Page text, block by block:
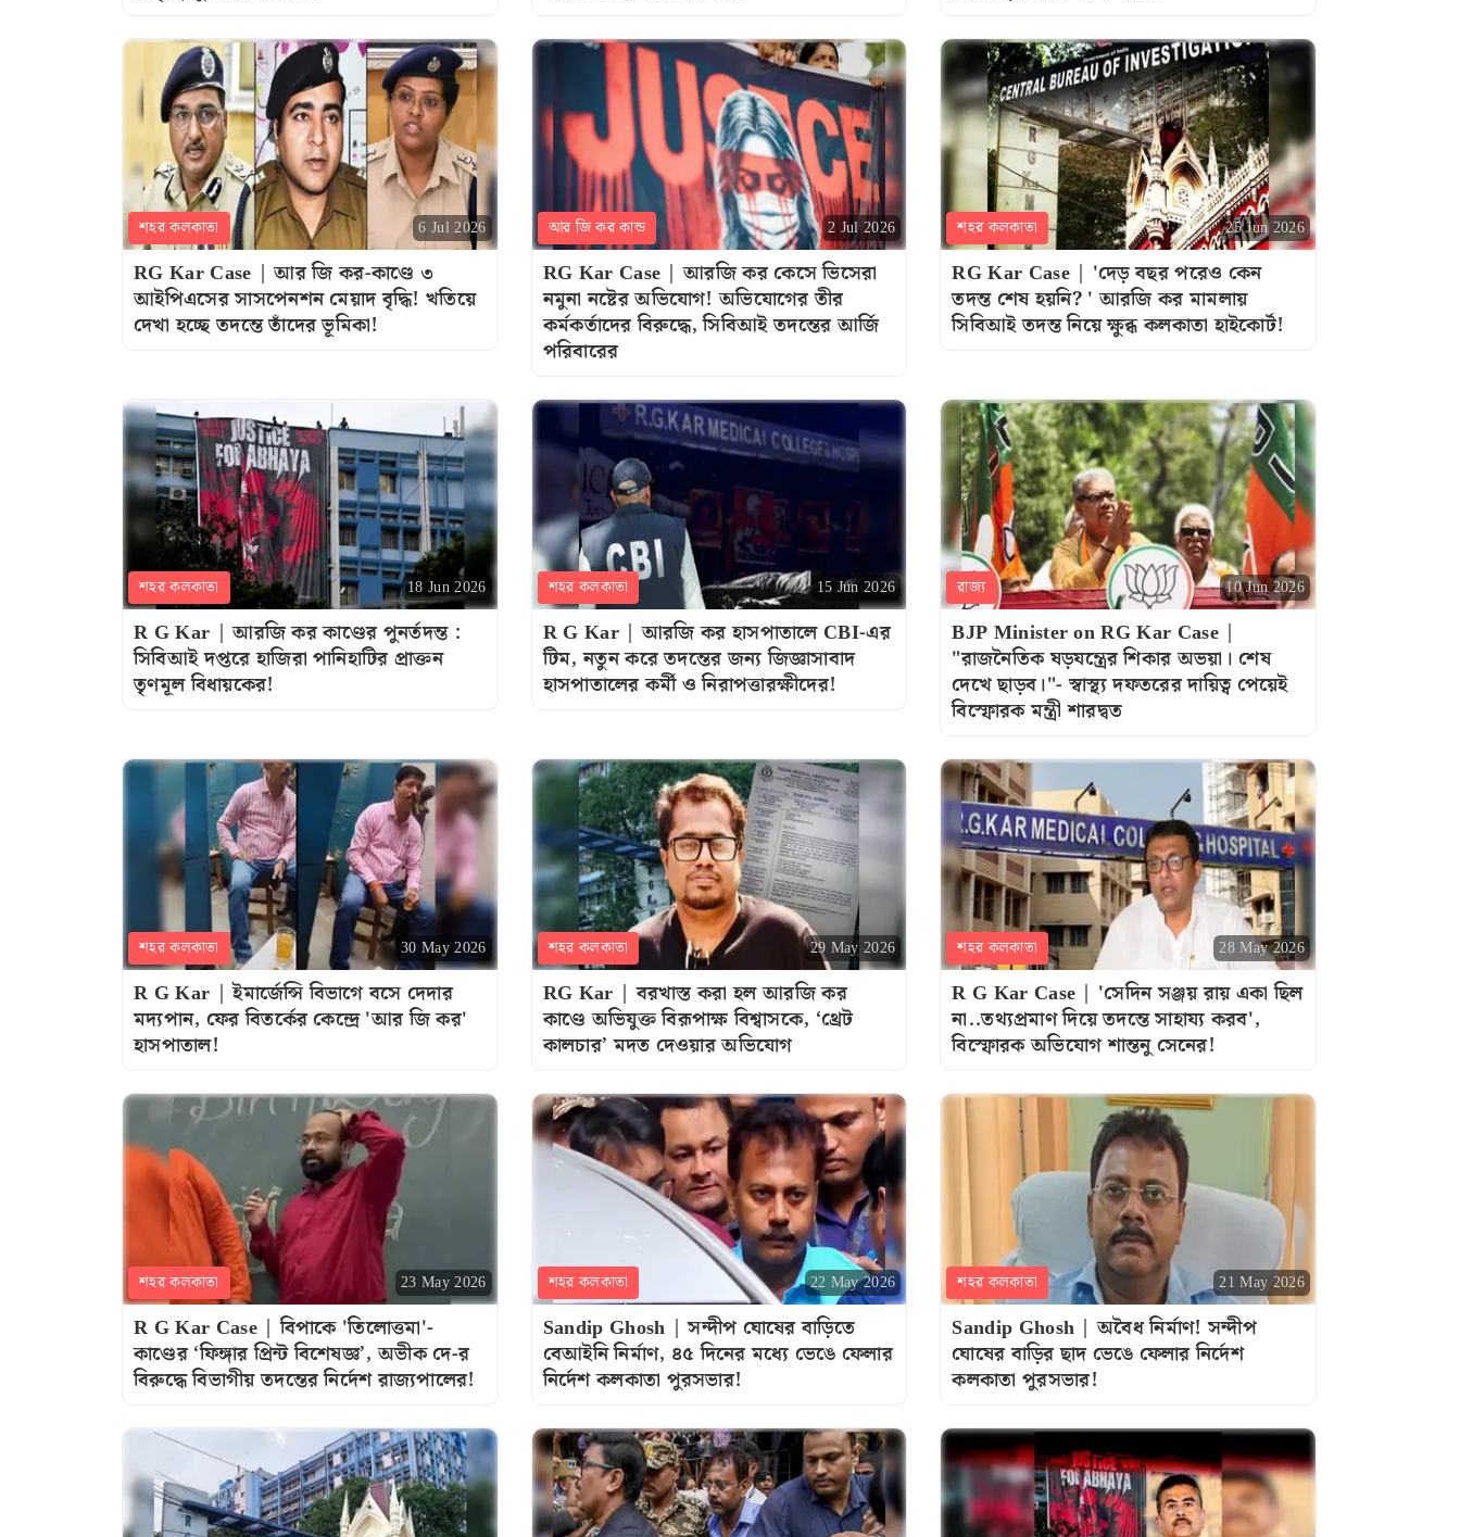
শহর কলকাতা 6 Jul 2026
RG Kar Case | আর জি কর-কাণ্ডে ৩
আইপিএসের সাসপেনশন মেয়াদ বৃদ্ধি! খতিয়ে
দেখা হচ্ছে তদন্তে তাঁদের ভূমিকা!
আর জি কর কান্ড 2 Jul 2026
RG Kar Case | আরজি কর কেসে ভিসেরা
নমুনা নষ্টের অভিযোগ! অভিযোগের তীর
কর্মকর্তাদের বিরুদ্ধে, সিবিআই তদন্তের আর্জি
পরিবারের
শহর কলকাতা 25 Jun 2026
RG Kar Case | 'দেড় বছর পরেও কেন
তদন্ত শেষ হয়নি? ' আরজি কর মামলায়
সিবিআই তদন্ত নিয়ে ক্ষুব্ধ কলকাতা হাইকোর্ট!
শহর কলকাতা 18 Jun 2026
R G Kar | আরজি কর কাণ্ডের পুনর্তদন্ত :
সিবিআই দপ্তরে হাজিরা পানিহাটির প্রাক্তন
তৃণমূল বিধায়কের!
শহর কলকাতা 15 Jun 2026
R G Kar | আরজি কর হাসপাতালে CBI-এর
টিম, নতুন করে তদন্তের জন্য জিজ্ঞাসাবাদ
হাসপাতালের কর্মী ও নিরাপত্তারক্ষীদের!
রাজ্য 10 Jun 2026
BJP Minister on RG Kar Case |
"রাজনৈতিক ষড়যন্ত্রের শিকার অভয়া। শেষ
দেখে ছাড়ব।"- স্বাস্থ্য দফতরের দায়িত্ব পেয়েই
বিস্ফোরক মন্ত্রী শারদ্বত
শহর কলকাতা 30 May 2026
R G Kar | ইমার্জেন্সি বিভাগে বসে দেদার
মদ্যপান, ফের বিতর্কের কেন্দ্রে 'আর জি কর'
হাসপাতাল!
শহর কলকাতা 29 May 2026
RG Kar | বরখাস্ত করা হল আরজি কর
কাণ্ডে অভিযুক্ত বিরূপাক্ষ বিশ্বাসকে, ‘থ্রেট
কালচার’ মদত দেওয়ার অভিযোগ
শহর কলকাতা 28 May 2026
R G Kar Case | 'সেদিন সঞ্জয় রায় একা ছিল
না..তথ্যপ্রমাণ দিয়ে তদন্তে সাহায্য করব',
বিস্ফোরক অভিযোগ শান্তনু সেনের!
শহর কলকাতা 23 May 2026
R G Kar Case | বিপাকে 'তিলোত্তমা'-
কাণ্ডের ‘ফিঙ্গার প্রিন্ট বিশেষজ্ঞ’, অভীক দে-র
বিরুদ্ধে বিভাগীয় তদন্তের নির্দেশ রাজ্যপালের!
শহর কলকাতা 22 May 2026
Sandip Ghosh | সন্দীপ ঘোষের বাড়িতে
বেআইনি নির্মাণ, ৪৫ দিনের মধ্যে ভেঙে ফেলার
নির্দেশ কলকাতা পুরসভার!
শহর কলকাতা 21 May 2026
Sandip Ghosh | অবৈধ নির্মাণ! সন্দীপ
ঘোষের বাড়ির ছাদ ভেঙে ফেলার নির্দেশ
কলকাতা পুরসভার!